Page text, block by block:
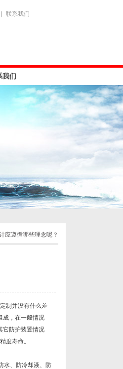
联系我们
我们
应遵循哪些理念呢？
制并没有什么差
成，在一般情况
它防护装置情况
度寿命。
水、防冷却液、防